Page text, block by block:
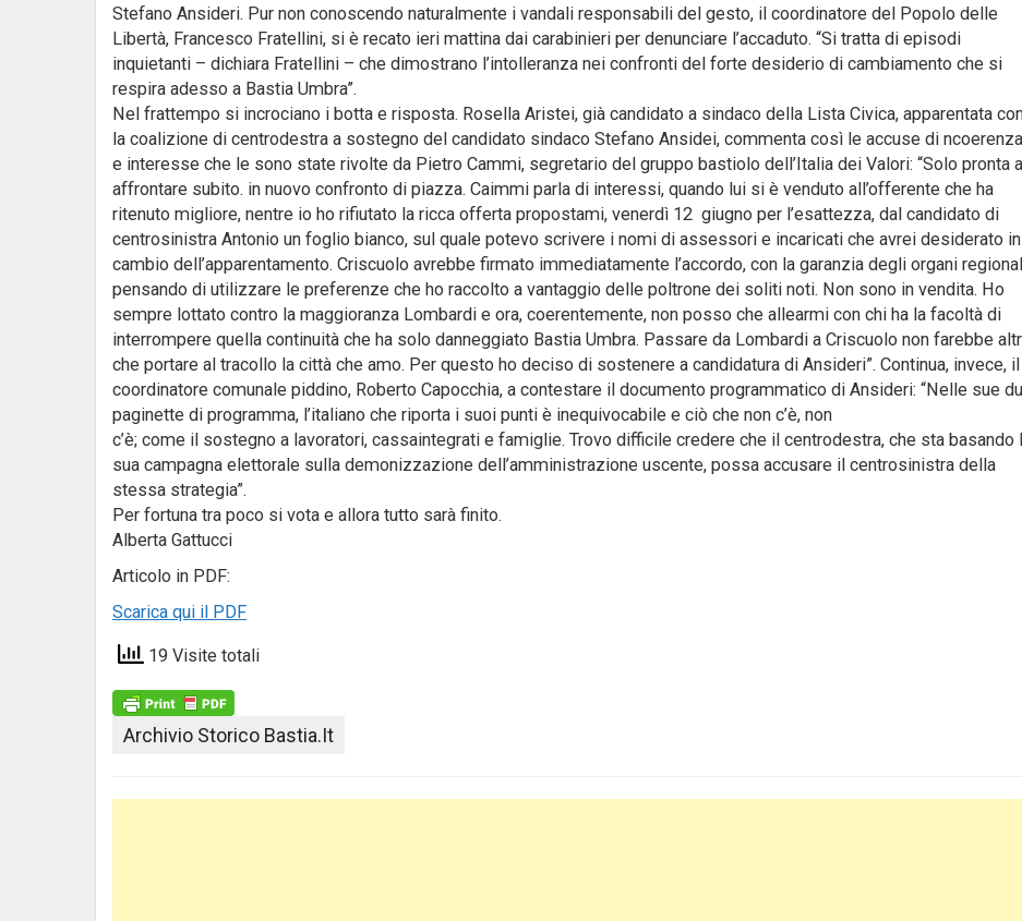
Stefano Ansideri. Pur non conoscendo naturalmente i vandali responsabili del gesto, il coordinatore del Popolo delle
Libertà, Francesco Fratellini, si è recato ieri mattina dai carabinieri per denunciare l’accaduto. “Si tratta di episodi
inquietanti – dichiara Fratellini – che dimostrano l’intolleranza nei confronti del forte desiderio di cambiamento che si
respira adesso a Bastia Umbra”.
Nel frattempo si incrociano i botta e risposta. Rosella Aristei, già candidato a sindaco della Lista Civica, apparentata
la coalizione di centrodestra a sostegno del candidato sindaco Stefano Ansidei, commenta così le accuse di ncoerenza
e interesse che le sono state rivolte da Pietro Cammi, segretario del gruppo bastiolo dell’Italia dei Valori: “Solo pronta a
affrontare subito. in nuovo confronto di piazza. Caimmi parla di interessi, quando lui si è venduto all’offerente che ha
ritenuto migliore, nentre io ho rifiutato la ricca offerta propostami, venerdì 12 giugno per l’esattezza, dal candidato di
centrosinistra Antonio un foglio bianco, sul quale potevo scrivere i nomi di assessori e incaricati che avrei desiderato in
cambio dell’apparentamento. Criscuolo avrebbe firmato immediatamente l’accordo, con la garanzia degli organi
pensando di utilizzare le preferenze che ho raccolto a vantaggio delle poltrone dei soliti noti. Non sono in vendita. Ho
sempre lottato contro la maggioranza Lombardi e ora, coerentemente, non posso che allearmi con chi ha la facoltà di
interrompere quella continuità che ha solo danneggiato Bastia Umbra. Passare da Lombardi a Criscuolo non farebbe
che portare al tracollo la città che amo. Per questo ho deciso di sostenere a candidatura di Ansideri”. Continua, invece, il
coordinatore comunale piddino, Roberto Capocchia, a contestare il documento programmatico di Ansideri: “Nelle sue
paginette di programma, l’italiano che riporta i suoi punti è inequivocabile e ciò che non c’è, non
c’è; come il sostegno a lavoratori, cassaintegrati e famiglie. Trovo difficile credere che il centrodestra, che sta basando
sua campagna elettorale sulla demonizzazione dell’amministrazione uscente, possa accusare il centrosinistra della
stessa strategia”.
Per fortuna tra poco si vota e allora tutto sarà finito.
Alberta Gattucci
Articolo in PDF:
Scarica qui il PDF
19 Visite totali
Archivio Storico Bastia.it